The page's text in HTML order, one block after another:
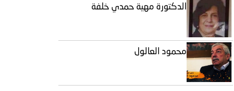
الدكتورة مهية حمدي خلفة
محمود العالول